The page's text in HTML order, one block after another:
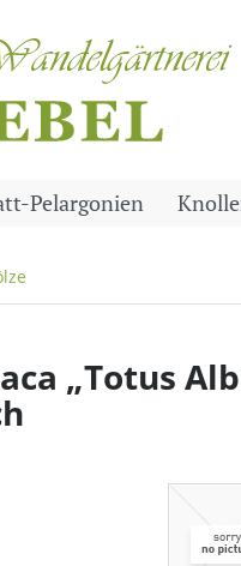
Pelargonien
„Totus